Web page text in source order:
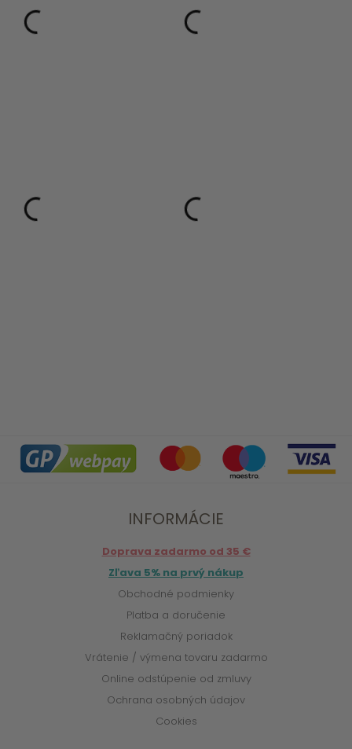
INFORMÁCIE
Doprava zadarmo od 35 €
Zľava 5% na prvý nákup
Obchodné podmienky
Platba a doručenie
Reklamačný poriadok
Vrátenie / výmena tovaru zadarmo
Online odstúpenie od zmluvy
Ochrana osobných údajov
Cookies